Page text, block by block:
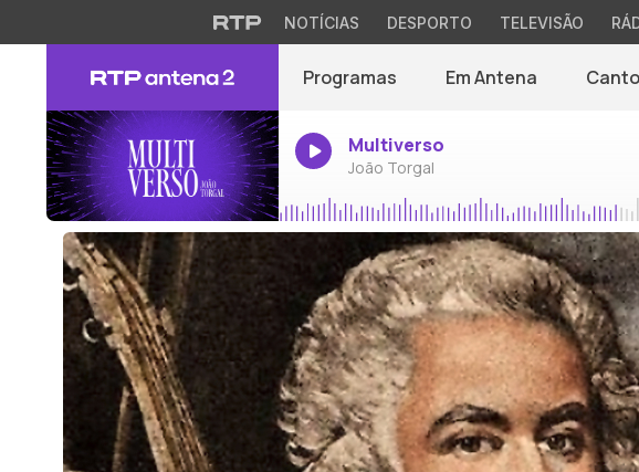
NOTÍCIAS DESPORTO TELEVISÃO
Programas Em Antena Canto
Multiverso
João Torgal